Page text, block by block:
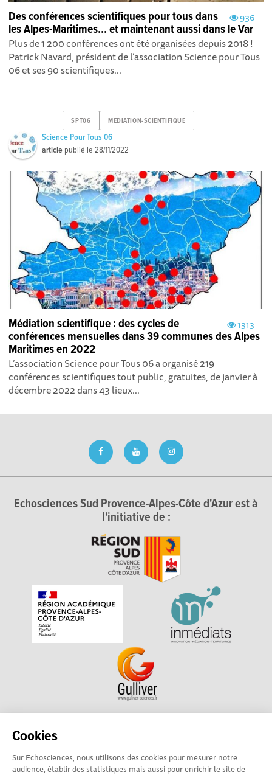
Cookies
Sur Echosciences, nous utilisons des cookies pour mesurer notre
audience, établir des statistiques mais aussi pour enrichir le site de
936
Des conférences scientifiques pour tous dans
les Alpes-Maritimes... et maintenant aussi dans le Var
Plus de 1 200 conférences ont été organisées depuis 2018 !
Patrick Navard, président de l’association Science pour Tous
06 et ses 90 scientifiques...
SPT06 MEDIATION-SCIENTIFIQUE
Science Pour Tous 06
article publié le28/11/2022
1313
Médiation scientifique : des cycles de
conférences mensuelles dans 39 communes des Alpes
Maritimes en 2022
L’association Science pour Tous 06 a organisé 219
conférences scientifiques tout public, gratuites, de janvier à
décembre 2022 dans 43 lieux...
Echosciences Sud Provence-Alpes-Côte d'Azur est à
l'initiative de :
Echosciences Sud Provence-Alpes-Côte d'Azur est à
académique pour la Recherche et l'Innovation Provence-